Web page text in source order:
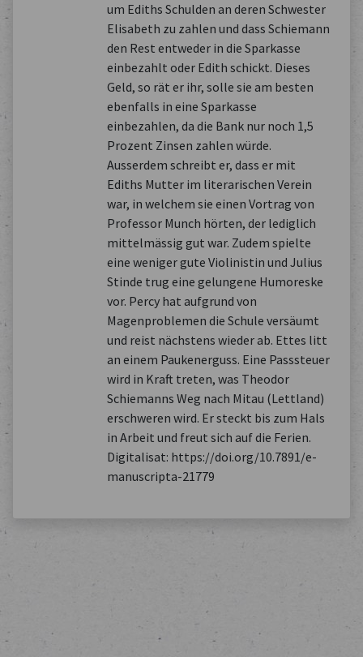
um Ediths Schulden an deren Schwester
Elisabeth zu zahlen und dass Schiemann
den Rest entweder in die Sparkasse
einbezahlt oder Edith schickt. Dieses
Geld, so rät er ihr, solle sie am besten
ebenfalls in eine Sparkasse
einbezahlen, da die Bank nur noch 1,5
Prozent Zinsen zahlen würde.
Ausserdem schreibt er, dass er mit
Ediths Mutter im literarischen Verein
war, in welchem sie einen Vortrag von
Professor Munch hörten, der lediglich
mittelmässig gut war. Zudem spielte
eine weniger gute Violinistin und Julius
Stinde trug eine gelungene Humoreske
vor. Percy hat aufgrund von
Magenproblemen die Schule versäumt
und reist nächstens wieder ab. Ettes litt
an einem Paukenerguss. Eine Passsteuer
wird in Kraft treten, was Theodor
Schiemanns Weg nach Mitau (Lettland)
erschweren wird. Er steckt bis zum Hals
in Arbeit und freut sich auf die Ferien.
Digitalisat: https://doi.org/10.7891/e-
manuscripta-21779